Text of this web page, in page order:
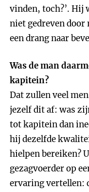
vinden, toch?’. Hij
niet gedreven
een drang naar
Was de man
kapitein?
Dat zullen veel
jezelf dit af: was
tot kapitein dan
hij dezelfde
hielpen bereiken?
gezagvoerder op
ervaring vertellen: